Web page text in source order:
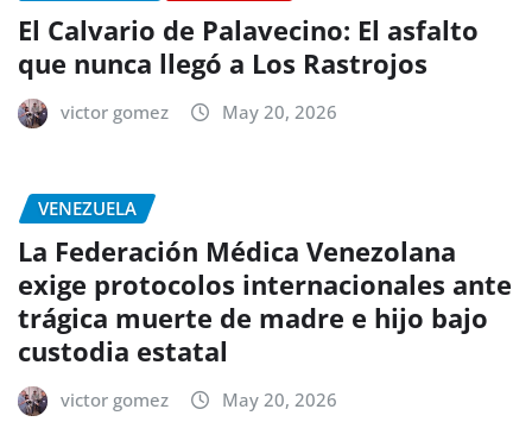
El Calvario de Palavecino: El asfalto
que nunca llegó a Los Rastrojos
victor gomez May 20, 2026
VENEZUELA
La Federación Médica Venezolana
exige protocolos internacionales ante
trágica muerte de madre e hijo bajo
custodia estatal
victor gomez May 20, 2026